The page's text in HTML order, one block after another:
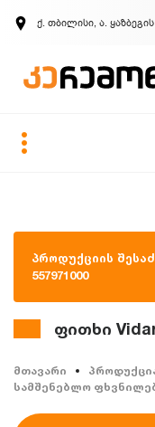
ქ. თბილისი, ა.
ზარის
პროდუქციის
557971000
ფითხი
მთავარი
სამშენებლო